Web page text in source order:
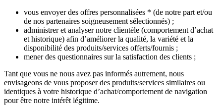
vous envoyer des offres personnalisées * (de notre part et/ou
de nos partenaires soigneusement sélectionnés) ;
administrer et analyser notre clientèle (comportement d’achat
et historique) afin d’améliorer la qualité, la variété et la
disponibilité des produits/services offerts/fournis ;
mener des questionnaires sur la satisfaction des clients ;
Tant que vous ne nous avez pas informés autrement, nous
envisageons de vous proposer des produits/services similaires ou
identiques à votre historique d’achat/comportement de navigation
pour être notre intérêt légitime.